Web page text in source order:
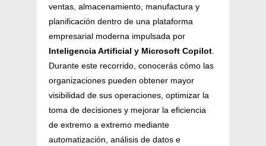
ventas, almacenamiento, manufactura y
planificación dentro de una plataforma
empresarial moderna impulsada por
Inteligencia Artificial y Microsoft Copilot
Durante este recorrido, conocerás cómo las
organizaciones pueden obtener mayor
visibilidad de sus operaciones, optimizar la
toma de decisiones y mejorar la eficiencia
de extremo a extremo mediante
automatización, análisis de datos e